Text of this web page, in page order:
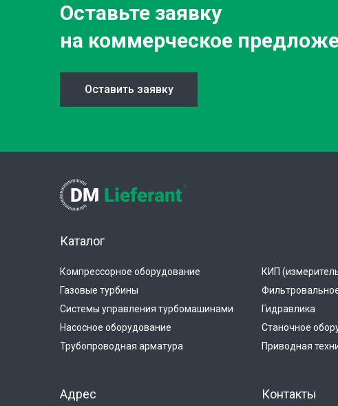
Оставьте заявку
на коммерческое
Оставить заявку
Каталог
Компрессорное оборудование
Газовые турбины
Системы управления турбомашинами
Насосное оборудование
Трубопроводная арматура
КИП
Гидравлика
Станочное
Приводная
Адрес Контакты